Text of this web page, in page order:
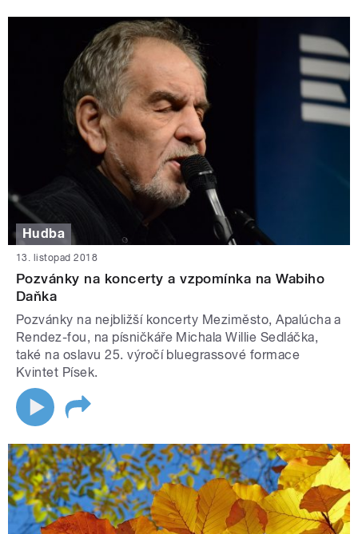
Hudba
13. listopad 2018
Pozvánky na koncerty a vzpomínka na Wabiho
Daňka
Pozvánky na nejbližší koncerty Meziměsto, Apalúcha a
Rendez-fou, na písničkáře Michala Willie Sedláčka,
také na oslavu 25. výročí bluegrassové formace
Kvintet Písek.